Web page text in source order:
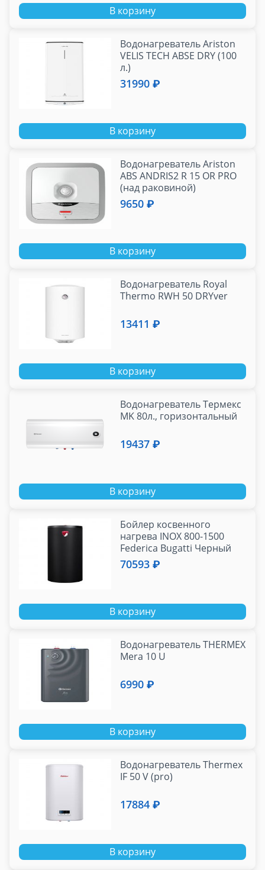
В корзину
Водонагреватель Ariston
VELIS TECH ABSE DRY (100
л.)
31990 ₽
В корзину
Водонагреватель Ariston
ABS ANDRIS2 R 15 OR PRO
(над раковиной)
9650 ₽
В корзину
Водонагреватель Royal
Thermo RWH 50 DRYver
13411 ₽
В корзину
Водонагреватель Термекс
MK 80л., горизонтальный
19437 ₽
В корзину
Бойлер косвенного
нагрева INOX 800-1500
Federica Bugatti Черный
(110, 150, 210 л.)
70593 ₽
В корзину
Водонагреватель THERMEX
Mera 10 U
6990 ₽
В корзину
Водонагреватель Thermex
IF 50 V (pro)
17884 ₽
В корзину